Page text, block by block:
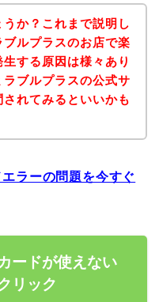
か？これまで説明し
ルプラスのお店で楽
する原因は様々あり
ブルプラスの公式サ
れてみるといいかも
ラーの問題を今すぐ
ードが使えない
リック